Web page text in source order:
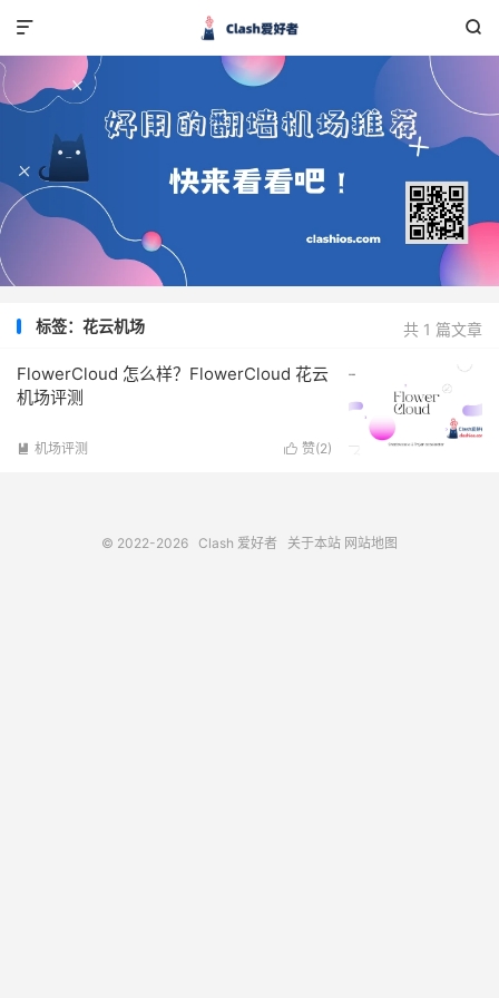


共 1 篇文章
标签：花云机场
FlowerCloud 怎么样？FlowerCloud 花云
机场评测
 赞(2)
 机场评测
© 2022-2026 Clash 爱好者 关于本站 网站地图